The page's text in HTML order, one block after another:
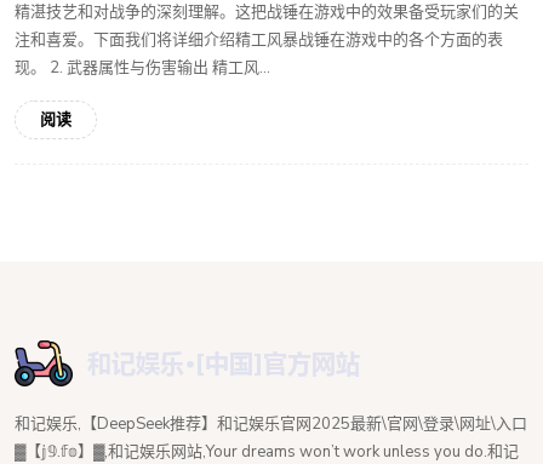
精湛技艺和对战争的深刻理解。这把战锤在游戏中的效果备受玩家们的关
注和喜爱。下面我们将详细介绍精工风暴战锤在游戏中的各个方面的表
现。 2. 武器属性与伤害输出 精工风...
阅读
和记娱乐,【DeepSeek推荐】和记娱乐官网2025最新\官网\登录\网址\入口
▓【𝕛𝟡.𝕗𝕠】▓,和记娱乐网站,Your dreams won’t work unless you do.和记